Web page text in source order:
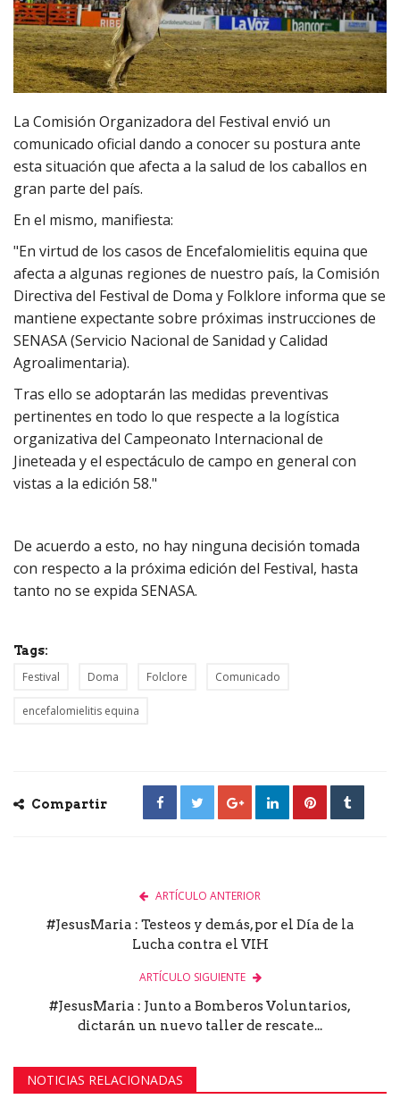
La Comisión Organizadora del Festival envió un
comunicado oficial dando a conocer su postura ante
esta situación que afecta a la salud de los caballos en
gran parte del país.
En el mismo, manifiesta:
"En virtud de los casos de Encefalomielitis equina que
afecta a algunas regiones de nuestro país, la Comisión
Directiva del Festival de Doma y Folklore informa que se
mantiene expectante sobre próximas instrucciones de
SENASA (Servicio Nacional de Sanidad y Calidad
Agroalimentaria).
Tras ello se adoptarán las medidas preventivas
pertinentes en todo lo que respecte a la logística
organizativa del Campeonato Internacional de
Jineteada y el espectáculo de campo en general con
vistas a la edición 58."
De acuerdo a esto, no hay ninguna decisión tomada
con respecto a la próxima edición del Festival, hasta
tanto no se expida SENASA.
Tags:
Festival Doma Folclore Comunicado
encefalomielitis equina
Compartir
ARTÍCULO ANTERIOR
#JesusMaria : Testeos y demás, por el Día de la
Lucha contra el VIH
ARTÍCULO SIGUIENTE
#JesusMaria : Junto a Bomberos Voluntarios,
dictarán un nuevo taller de rescate...
NOTICIAS RELACIONADAS